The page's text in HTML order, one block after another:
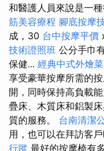
和醫護人員來說是一
筋美容療程 腳底按摩
成，30 台中按摩平價
技術證照班 公分手巾
保健... 經典中式外燴
享受豪華按摩所需的
開，同時保持高負載能
疊床、木質床和鋁製
質的服務。 台南清潔
用，也可以在拜訪客戶
行蹤 最好的按摩椅有